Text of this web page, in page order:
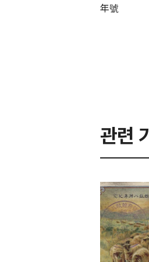
年號
관련